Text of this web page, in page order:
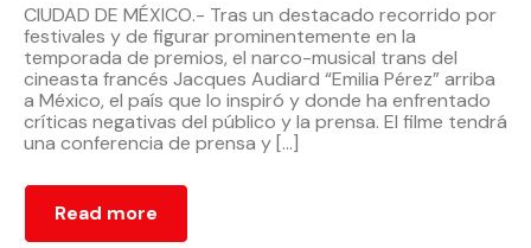
CIUDAD DE MÉXICO.- Tras un destacado recorrido por
festivales y de figurar prominentemente en la
temporada de premios, el narco-musical trans del
cineasta francés Jacques Audiard “Emilia Pérez” arriba
a México, el país que lo inspiró y donde ha enfrentado
críticas negativas del público y la prensa. El filme tendrá
una conferencia de prensa y […]
Read more